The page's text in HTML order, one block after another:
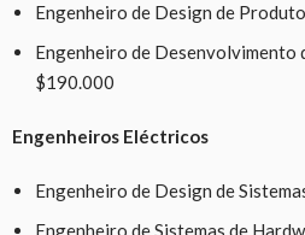
Engenheiro de Design de
Engenheiro de Desenvolvimento
$190.000
Engenheiros Eléctricos
Engenheiro de Design de
Engenheiro de Sistemas de